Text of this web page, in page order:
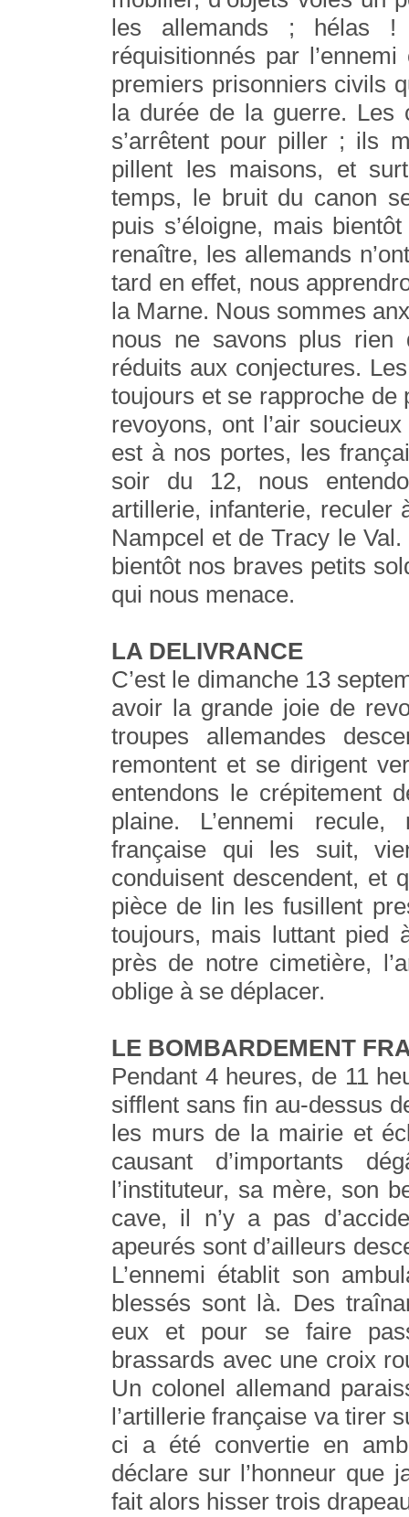
les allemands ; hélas !
réquisitionnés par
premiers prisonniers civils
la durée de la guerre. Les
s’arrêtent pour piller ; ils
pillent les maisons, et
temps, le bruit du canon
puis s’éloigne, mais
renaître, les allemands
tard en effet, nous
la Marne. Nous sommes
nous ne savons plus
réduits aux conjectures.
toujours et se rapproche de
revoyons, ont l’air
est à nos portes, les
soir du 12, nous
artillerie, infanterie, reculer
Nampcel et de Tracy le
bientôt nos braves petits
qui nous menace.
LA DELIVRANCE
C’est le dimanche 13
avoir la grande joie de
troupes allemandes
remontent et se dirigent
entendons le crépitement
plaine. L’ennemi
française qui les suit,
conduisent descendent, et
pièce de lin les fusillent
toujours, mais luttant pied
près de notre cimetière,
oblige à se déplacer.
LE BOMBARDEMENT
Pendant 4 heures, de 11
sifflent sans fin au-dessus
les murs de la mairie et
causant d’importants
l’instituteur, sa mère, son
cave, il n’y a pas
apeurés sont d’ailleurs
L’ennemi établit son
blessés sont là. Des
eux et pour se faire
brassards avec une croix
Un colonel allemand
l’artillerie française va tirer
ci a été convertie en
déclare sur l’honneur que
fait alors hisser trois